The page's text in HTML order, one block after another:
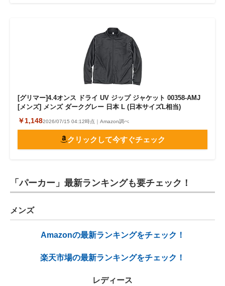
[グリマー]4.4オンス ドライ UV ジップ ジャケット 00358-AMJ
[メンズ] メンズ ダークグレー 日本 L (日本サイズL相当)
￥1,1482026/07/15 04:12時点｜Amazon調べ
クリックして今すぐチェック
「パーカー」最新ランキングも要チェック！
メンズ
Amazonの最新ランキングをチェック！
楽天市場の最新ランキングをチェック！
レディース